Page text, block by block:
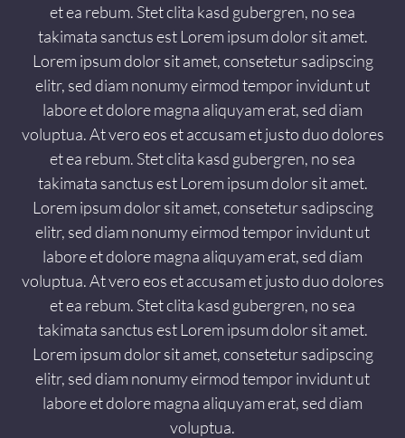
et ea rebum. Stet clita kasd gubergren, no sea
takimata sanctus est Lorem ipsum dolor sit amet.
Lorem ipsum dolor sit amet, consetetur sadipscing
elitr, sed diam nonumy eirmod tempor invidunt ut
labore et dolore magna aliquyam erat, sed diam
voluptua. At vero eos et accusam et justo duo dolores
et ea rebum. Stet clita kasd gubergren, no sea
takimata sanctus est Lorem ipsum dolor sit amet.
Lorem ipsum dolor sit amet, consetetur sadipscing
elitr, sed diam nonumy eirmod tempor invidunt ut
labore et dolore magna aliquyam erat, sed diam
voluptua. At vero eos et accusam et justo duo dolores
et ea rebum. Stet clita kasd gubergren, no sea
takimata sanctus est Lorem ipsum dolor sit amet.
Lorem ipsum dolor sit amet, consetetur sadipscing
elitr, sed diam nonumy eirmod tempor invidunt ut
labore et dolore magna aliquyam erat, sed diam
voluptua.